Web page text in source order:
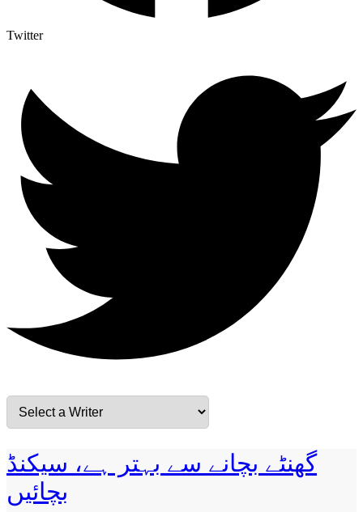
Twitter
گھنٹے بچانے سے بہتر ہے، سیکنڈ
بچائیں